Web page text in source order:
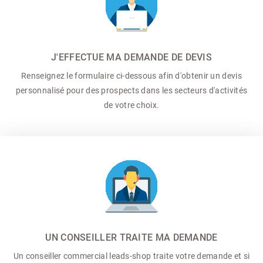
J'EFFECTUE MA DEMANDE DE DEVIS
Renseignez le formulaire ci-dessous afin d'obtenir un devis
personnalisé pour des prospects dans les secteurs d'activités
de votre choix.
UN CONSEILLER TRAITE MA DEMANDE
Un conseiller commercial
leads-shop traite votre demande et si